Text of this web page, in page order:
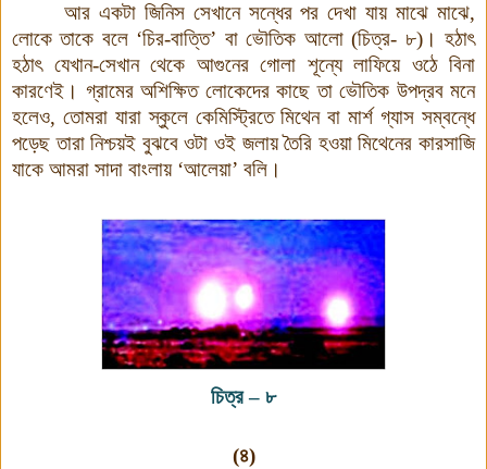
আর একটা জিনিস সেখানে সন্ধের পর দেখা যায় মাঝে মাঝে,
লোকে তাকে বলে ‘চির-বাত্তি’ বা ভৌতিক আলো (চিত্র- ৮)।হঠাৎ
হঠাৎ যেখান-সেখান থেকে আগুনের গোলা শূন্যে লাফিয়ে ওঠে বিনা
কারণেই। গ্রামের অশিক্ষিত লোকেদের কাছে তা ভৌতিক উপদ্রব মনে
হলেও, তোমরা যারা স্কুলে কেমিস্ট্রিতে মিথেন বা মার্শ গ্যাস সম্বন্ধে
পড়েছ তারা নিশ্চয়ই বুঝবে ওটা ওই জলায় তৈরি হওয়া মিথেনের কারসাজি
যাকে আমরা সাদা বাংলায় ‘আলেয়া’ বলি।
চিত্র– ৮
(৪)